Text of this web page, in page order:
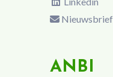
Nieuwsbrief
ANBI